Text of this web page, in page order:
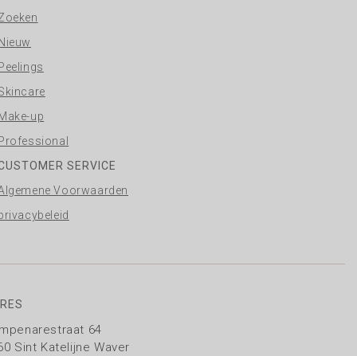
up
SERVICE
Voorwaarden
64
Sint Katelijne Waver